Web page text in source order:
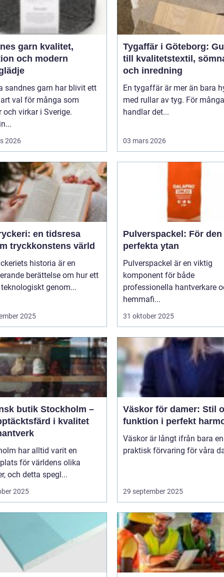
garn kvalitet,
och modern
sandnes garn har blivit ett
val för många som
och virkar i Sverige.
2026
Tygaffär i Göteborg:
till kvalitetstextil,
och inredning
En tygaffär är mer än bara
med rullar av tyg. För många
handlar det...
03 mars 2026
en tidsresa
tryckkonstens värld
historia är en
berättelse om hur ett
genom...
2025
Pulverspackel: För den
perfekta ytan
Pulverspackel är en viktig
komponent för både
professionella hantverkare
hemmafi...
31 oktober 2025
butik Stockholm –
i kvalitet
har alltid varit en
för världens olika
och detta spegl...
2025
Väskor för damer: Stil
funktion i perfekt
Väskor är långt ifrån bara en
praktisk förvaring för våra
29 september 2025